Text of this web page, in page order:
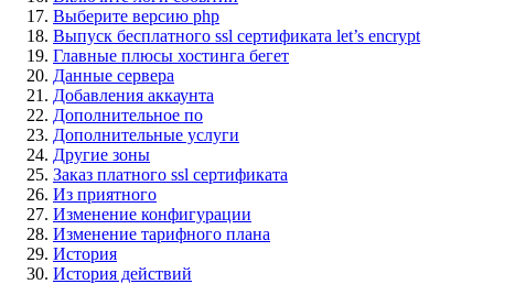
Выберите версию php
Выпуск бесплатного ssl сертификата let’s encrypt
Главные плюсы хостинга бегет
Данные сервера
Добавления аккаунта
Дополнительное по
Дополнительные услуги
Другие зоны
Заказ платного ssl сертификата
Из приятного
Изменение конфигурации
Изменение тарифного плана
История
История действий